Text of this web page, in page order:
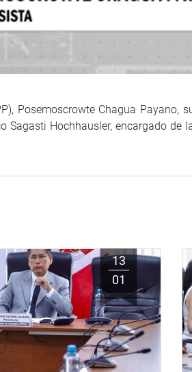
Posemoscrowte Chagua
Sagasti Hochhausler, encargado
13
01